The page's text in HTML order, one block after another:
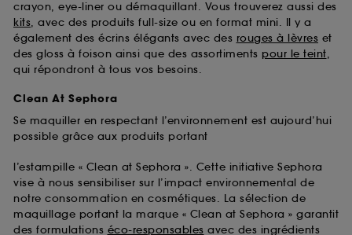
crayon, eye-liner ou démaquillant. Vous trouverez aussi des
kits, avec des produits full-size ou en format mini. Il y a
également des écrins élégants avec des rouges à lèvres et
des gloss à foison ainsi que des assortiments pour le teint,
qui répondront à tous vos besoins.
Clean At Sephora
Se maquiller en respectant l’environnement est aujourd’hui
possible grâce aux produits portant
l’estampille « Clean at Sephora ». Cette initiative Sephora
vise à nous sensibiliser sur l’impact environnemental de
notre consommation en cosmétiques. La sélection de
maquillage portant la marque « Clean at Sephora » garantit
des formulations éco-responsables avec des ingrédients